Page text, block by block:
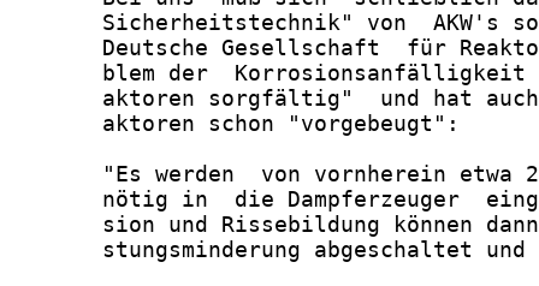
Sicherheitstechnik" von  AKW's
Deutsche Gesellschaft  für
blem der
aktoren sorgfältig"  und hat
       aktoren schon "vorgebeugt":
"Es werden  von vornherein etwa
nötig in  die Dampferzeuger
sion und Rissebildung können
stungsminderung abgeschaltet und